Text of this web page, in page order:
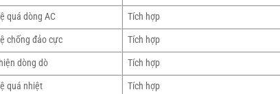
quá dòng AC
Tích hợp
chống đảo cực
Tích hợp
dòng dò
Tích hợp
quá nhiệt
Tích hợp